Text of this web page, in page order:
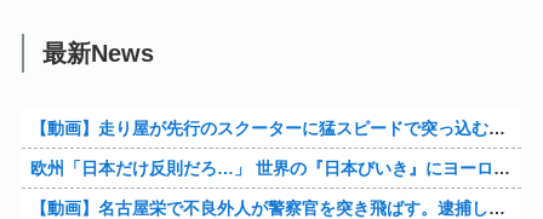
最新News
【動画】走り屋が先行のスクーターに猛スピードで突っ込む事故。
欧州「日本だけ反則だろ…」 世界の『日本びいき』にヨーロッパ全土から不満の声
【動画】名古屋栄で不良外人が警察官を突き飛ばす。逮捕しろやｗｗｗ